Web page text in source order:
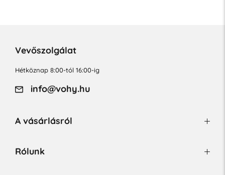
Vevőszolgálat
Hétköznap 8:00-tól 16:00-ig
info@vohy.hu
A vásárlásról
Rólunk